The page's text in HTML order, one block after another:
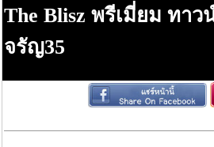
The Blisz พรีเมี่ยม ทาว
จรัญ35